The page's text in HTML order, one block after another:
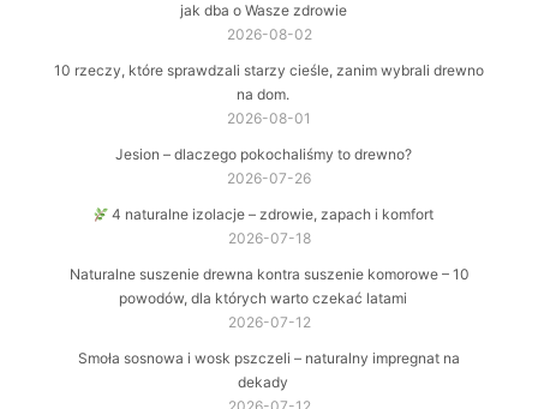
jak dba o Wasze zdrowie
2026-08-02
10 rzeczy, które sprawdzali starzy cieśle, zanim wybrali drewno
na dom.
2026-08-01
Jesion – dlaczego pokochaliśmy to drewno?
2026-07-26
4 naturalne izolacje – zdrowie, zapach i komfort
2026-07-18
Naturalne suszenie drewna kontra suszenie komorowe – 10
powodów, dla których warto czekać latami
2026-07-12
Smoła sosnowa i wosk pszczeli – naturalny impregnat na
dekady